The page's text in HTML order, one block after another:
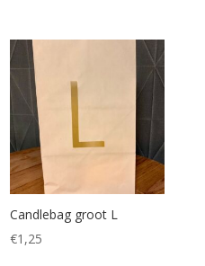
Candlebag groot L
€1,25